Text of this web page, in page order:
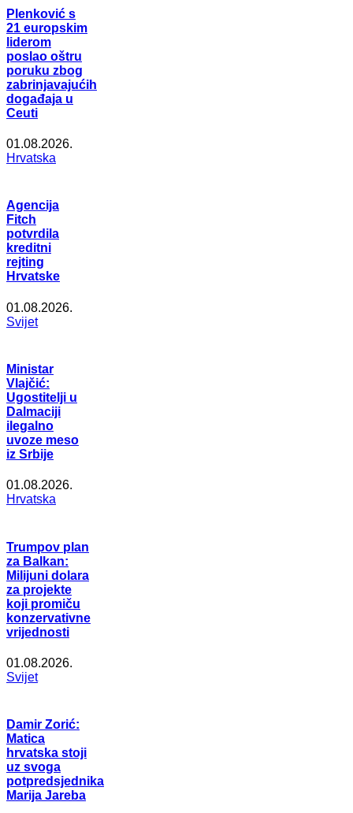
Plenković s
21 europskim
liderom
poslao oštru
poruku zbog
zabrinjavajućih
događaja u
Ceuti
01.08.2026.
Hrvatska
Agencija
Fitch
potvrdila
kreditni
rejting
Hrvatske
01.08.2026.
Svijet
Ministar
Vlajčić:
Ugostitelji u
Dalmaciji
ilegalno
uvoze meso
iz Srbije
01.08.2026.
Hrvatska
Trumpov plan
za Balkan:
Milijuni dolara
za projekte
koji promiču
konzervativne
vrijednosti
01.08.2026.
Svijet
Damir Zorić:
Matica
hrvatska stoji
uz svoga
potpredsjednika
Marija Jareba